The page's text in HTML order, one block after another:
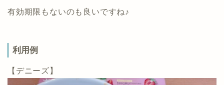
有効期限もないのも良いですね♪
利用例
【デニーズ】